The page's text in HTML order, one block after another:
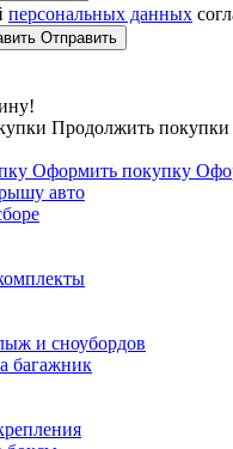
персональных данных
Отправить
Продолжить покупки
Оформить покупку
авто
и сноубордов
багажник